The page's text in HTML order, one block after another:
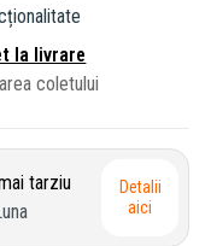
la livrare
coletului
tarziu
Detalii
aici